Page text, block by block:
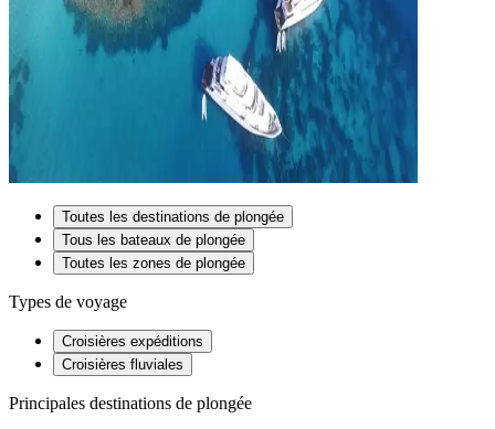
Toutes les destinations de plongée
Tous les bateaux de plongée
Toutes les zones de plongée
Types de voyage
Croisières expéditions
Croisières fluviales
Principales destinations de plongée